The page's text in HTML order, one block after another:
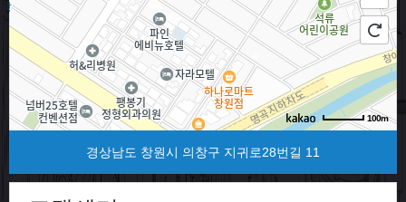
100m
경상남도 창원시 의창구 지귀로28번길 11